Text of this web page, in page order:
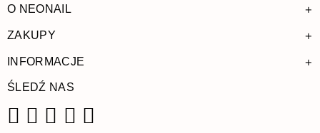
O NEONAIL +
ZAKUPY +
INFORMACJE +
ŚLEDŹ NAS